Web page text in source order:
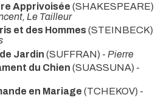
Apprivoisée (SHAKESPEARE)
Le Tailleur
et des Hommes(STEINBECK)
Jardin (SUFFRAN) - Pierre
du Chien (SUASSUNA) -
en Mariage (TCHEKOV) -